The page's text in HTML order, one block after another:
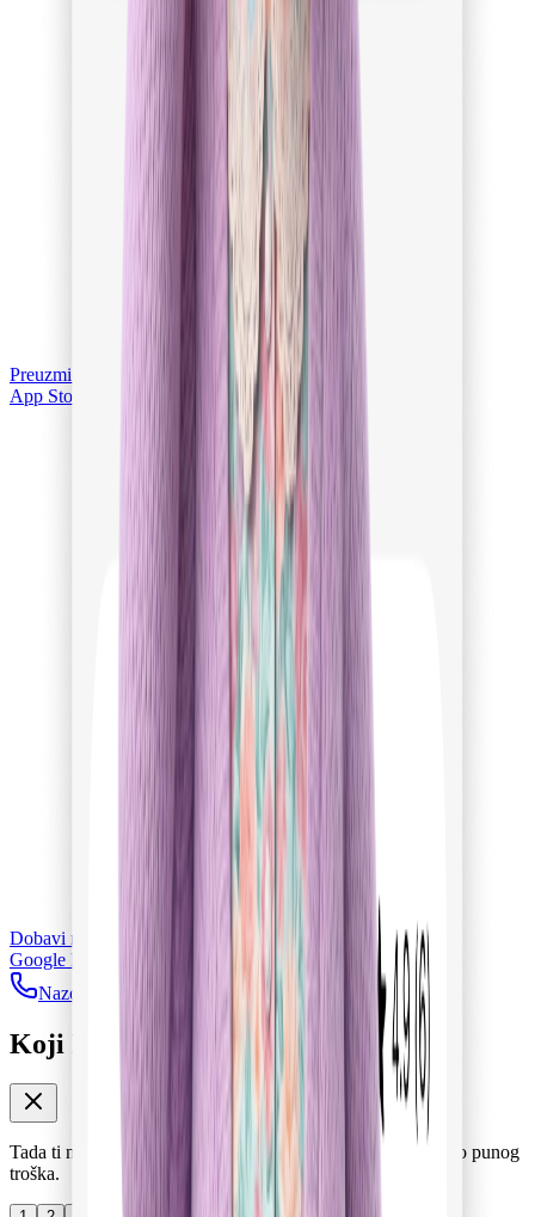
Preuzmi na
App Store
Dobavi na
Google Play
Nazovi
Koji Pflegegrad imate?
Tada ti na ovoj stranici prikazujemo tvoj vlastiti udio umjesto punog
troška.